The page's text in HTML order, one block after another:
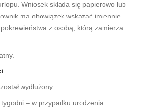
Wniosek składa się papierowo lub
ma obowiązek wskazać imiennie
z osobą, którą zamierza
wydłużony:
– w przypadku urodzenia